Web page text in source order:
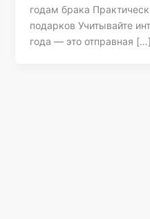
годам брака
подарков Учитывайте
года — это отправная […]